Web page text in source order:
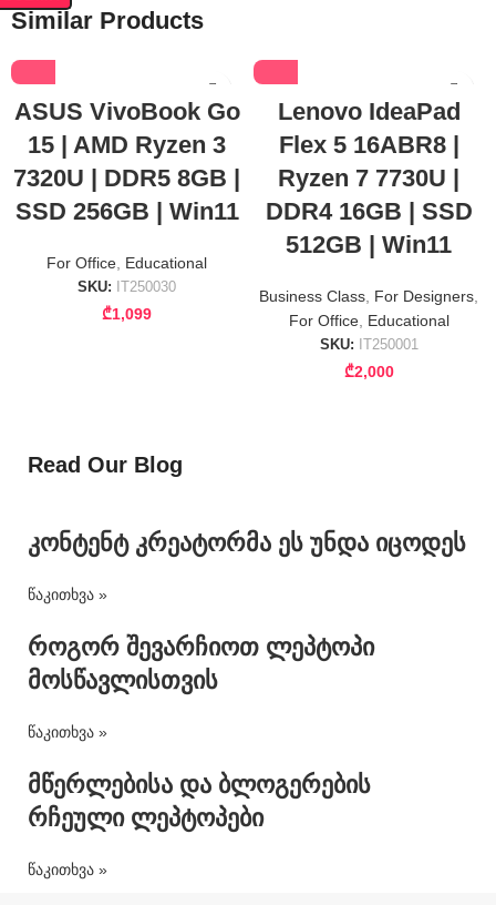
Similar Products
ASUS VivoBook Go
15 | AMD Ryzen 3
7320U | DDR5 8GB |
SSD 256GB | Win11
For Office Educational
SKU: IT250030
₾1,099
Lenovo IdeaPad
Flex 5 16ABR8 |
Ryzen 7 7730U |
DDR4 16GB | SSD
512GB | Win11
Business Class For Designers
For Office, Educational
SKU: IT250001
₾2,000
Read Our Blog
კონტენტ კრეატორმა ეს უნდა იცოდეს
წაკითხვა »
როგორ შევარჩიოთ ლეპტოპი
მოსწავლისთვის
წაკითხვა »
მწერლებისა და ბლოგერების
რჩეული ლეპტოპები
წაკითხვა »